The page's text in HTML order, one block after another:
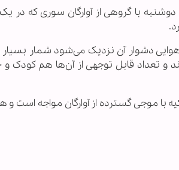
با گروهی از آوارگان سوری که در
دشوار آن نزدیک می‌شود شمار بسیار
و تعداد قابل توجهی از آن‌ها هم کودک
موجی گسترده از آوارگان مواجه است و